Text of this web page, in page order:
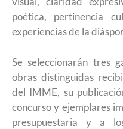
poética, pertinencia
experiencias de la
Se seleccionarán tres
obras distinguidas
del IMME, su
concurso y ejemplares
presupuestaria y a